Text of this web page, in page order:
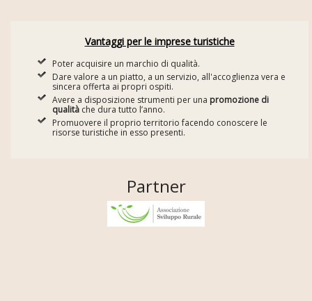
Vantaggi per le imprese turistiche
Poter acquisire un marchio di qualità.
Dare valore a un piatto, a un servizio, all'accoglienza vera e
sincera offerta ai propri ospiti.
Avere a disposizione strumenti per una promozione di
qualità che dura tutto l’anno.
Promuovere il proprio territorio facendo conoscere le
risorse turistiche in esso presenti.
Partner